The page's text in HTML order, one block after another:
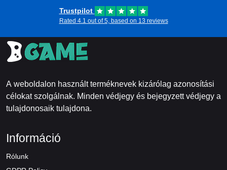
Trustpilot
Rated 4.1 out of 5, based on 13 reviews
A weboldalon használt terméknevek kizárólag azonosítási
célokat szolgálnak. Minden védjegy és bejegyzett védjegy a
tulajdonosaik tulajdona.
Információ
Rólunk